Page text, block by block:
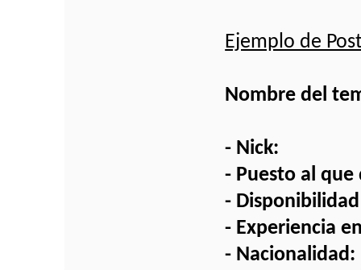
Ejemplo de
Nombre del
- Nick:
- Puesto al
-
- Experiencia
- Nacionalidad: